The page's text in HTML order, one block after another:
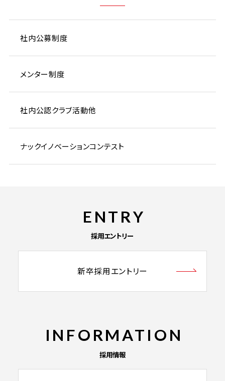
社内公募制度
メンター制度
社内公認クラブ活動他
ナックイノベーションコンテスト
ENTRY
採用エントリー
新卒採用エントリー
INFORMATION
採用情報